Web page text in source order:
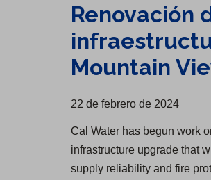
Renovación
Mountain
22 de febrero de 2024
Cal Water has begun work
infrastructure upgrade that
supply reliability and fire